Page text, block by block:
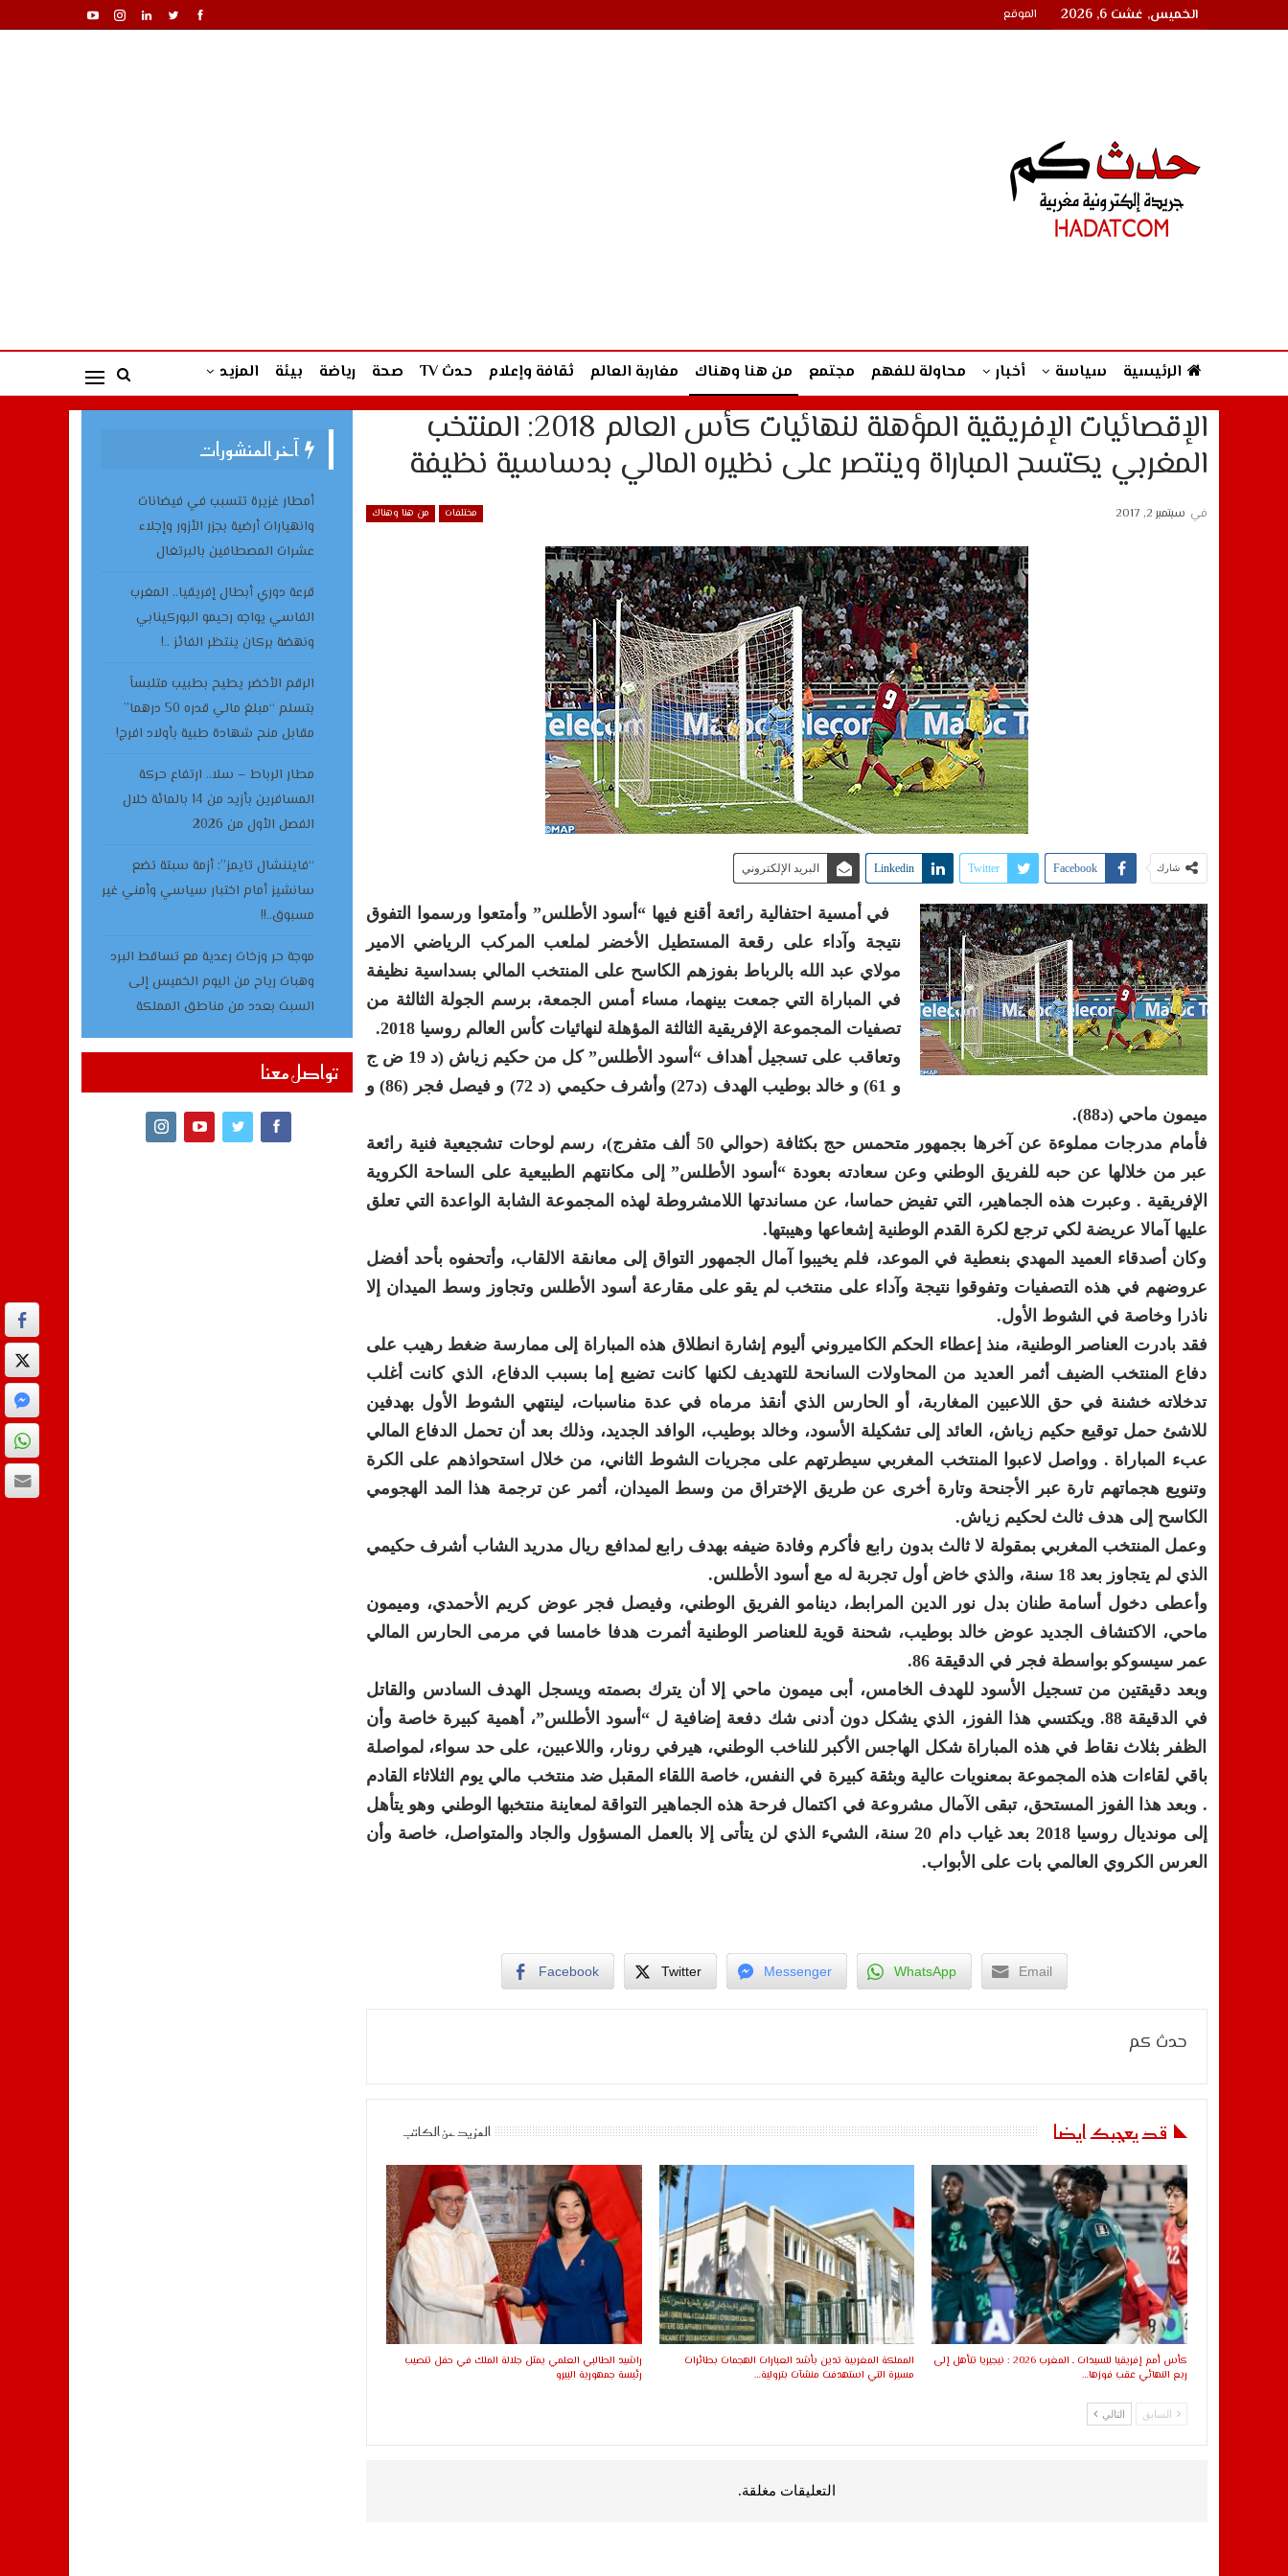
الخميس, غشت 6, 2026 الموقع
الرئيسية سياسة أخبار محاولة للفهم مجتمع من هنا وهناك مغاربة العالم ثقافة وإعلام حدث TV صحة رياضة بيئة المزيد
الإقصائيات الإفريقية المؤهلة لنهائيات كأس العالم 2018: المنتخب
المغربي يكتسح المباراة وينتصر على نظيره المالي بدساسية نظيفة
مختلفات من هنا وهناك في سبتمبر 2, 2017
شارك Facebook
Twitter
Linkedin البريد الإلكتروني
في أمسية احتفالية رائعة أقنع فيها “أسود الأطلس” وأمتعوا ورسموا التفوق
نتيجة وآداء على رقعة المستطيل الأخضر لملعب المركب الرياضي الامير
مولاي عبد الله بالرباط بفوزهم الكاسح على المنتخب المالي بسداسية نظيفة
في المباراة التي جمعت بينهما، مساء أمس الجمعة، برسم الجولة الثالثة من
تصفيات المجموعة الإفريقية الثالثة المؤهلة لنهائيات كأس العالم روسيا 2018.
وتعاقب على تسجيل أهداف “أسود الأطلس” كل من حكيم زياش (د 19 ض ج
و 61) و خالد بوطيب الهدف (د27) وأشرف حكيمي (د 72) و فيصل فجر (86) و
ميمون ماحي (د88).
فأمام مدرجات مملوءة عن آخرها بجمهور متحمس حج بكثافة (حوالي 50 ألف متفرج)، رسم لوحات تشجيعية فنية رائعة
عبر من خلالها عن حبه للفريق الوطني وعن سعادته بعودة “أسود الأطلس” إلى مكانتهم الطبيعية على الساحة الكروية
الإفريقية . وعبرت هذه الجماهير، التي تفيض حماسا، عن مساندتها اللامشروطة لهذه المجموعة الشابة الواعدة التي تعلق
عليها آمالا عريضة لكي ترجع لكرة القدم الوطنية إشعاعها وهيبتها.
وكان أصدقاء العميد المهدي بنعطية في الموعد، فلم يخيبوا آمال الجمهور التواق إلى معانقة الالقاب، وأتحفوه بأحد أفضل
عروضهم في هذه التصفيات وتفوقوا نتيجة وآداء على منتخب لم يقو على مقارعة أسود الأطلس وتجاوز وسط الميدان إلا
ناذرا وخاصة في الشوط الأول.
فقد بادرت العناصر الوطنية، منذ إعطاء الحكم الكاميروني أليوم إشارة انطلاق هذه المباراة إلى ممارسة ضغط رهيب على
دفاع المنتخب الضيف أثمر العديد من المحاولات السانحة للتهديف لكنها كانت تضيع إما بسبب الدفاع، الذي كانت أغلب
تدخلاته خشنة في حق اللاعبين المغاربة، أو الحارس الذي أنقذ مرماه في عدة مناسبات، لينتهي الشوط الأول بهدفين
للاشئ حمل توقيع حكيم زياش، العائد إلى تشكيلة الأسود، وخالد بوطيب، الوافد الجديد، وذلك بعد أن تحمل الدفاع المالي
عبء المباراة . وواصل لاعبوا المنتخب المغربي سيطرتهم على مجريات الشوط الثاني، من خلال استحواذهم على الكرة
وتنويع هجماتهم تارة عبر الأجنحة وتارة أخرى عن طريق الإختراق من وسط الميدان، أثمر عن ترجمة هذا المد الهجومي
الكاسح إلى هدف ثالث لحكيم زياش.
وعمل المنتخب المغربي بمقولة لا ثالث بدون رابع فأكرم وفادة ضيفه بهدف رابع لمدافع ريال مدريد الشاب أشرف حكيمي
الذي لم يتجاوز بعد 18 سنة، والذي خاض أول تجربة له مع أسود الأطلس.
وأعطى دخول أسامة طنان بدل نور الدين المرابط، دينامو الفريق الوطني، وفيصل فجر عوض كريم الأحمدي، وميمون
ماحي، الاكتشاف الجديد عوض خالد بوطيب، شحنة قوية للعناصر الوطنية أثمرت هدفا خامسا في مرمى الحارس المالي
عمر سيسوكو بواسطة فجر في الدقيقة 86.
وبعد دقيقتين من تسجيل الأسود للهدف الخامس، أبى ميمون ماحي إلا أن يترك بصمته ويسجل الهدف السادس والقاتل
في الدقيقة 88. ويكتسي هذا الفوز، الذي يشكل دون أدنى شك دفعة إضافية ل “أسود الأطلس”، أهمية كبيرة خاصة وأن
الظفر بثلاث نقاط في هذه المباراة شكل الهاجس الأكبر للناخب الوطني، هيرفي رونار، واللاعبين، على حد سواء، لمواصلة
باقي لقاءات هذه المجموعة بمعنويات عالية وبثقة كبيرة في النفس، خاصة اللقاء المقبل ضد منتخب مالي يوم الثلاثاء القادم
. وبعد هذا الفوز المستحق، تبقى الآمال مشروعة في اكتمال فرحة هذه الجماهير التواقة لمعاينة منتخبها الوطني وهو يتأهل
إلى مونديال روسيا 2018 بعد غياب دام 20 سنة، الشيء الذي لن يتأتى إلا بالعمل المسؤول والجاد والمتواصل، خاصة وأن
العرس الكروي العالمي بات على الأبواب.
Facebook Twitter Messenger WhatsApp Email
حدث كم
قد يعجبك ايضا المزيد عن الكاتب
كأس أمم إفريقيا للسيدات ـ المغرب 2026 : نيجيريا تتأهل إلى
ربع النهائي عقب فوزها…
المملكة المغربية تدين بأشد العبارات الهجمات بطائرات
مسيرة التي استهدفت منشآت بترولية…
راشيد الطالبي العلمي يمثل جلالة الملك في حفل تنصيب
رئيسة جمهورية البيرو
السابق التالي
التعليقات مغلقة.
آخر المنشورات
أمطار غزيرة تتسبب في فيضانات
وانهيارات أرضية بجزر الأزور وإجلاء
عشرات المصطافين بالبرتغال
قرعة دوري أبطال إفريقيا.. المغرب
الفاسي يواجه رحيمو البوركينابي
ونهضة بركان ينتظر الفائز ..!
الرقم الأخضر يطيح بطبيب متلبساً
بتسلم “مبلغ مالي قدره 50 درهما”
مقابل منح شهادة طبية بأولاد افرج!
مطار الرباط – سلا.. ارتفاع حركة
المسافرين بأزيد من 14 بالمائة خلال
الفصل الأول من 2026
“فايننشال تايمز”: أزمة سبتة تضع
سانشيز أمام اختبار سياسي وأمني غير
مسبوق..!!
موجة حر وزخات رعدية مع تساقط البرد
وهبات رياح من اليوم الخميس إلى
السبت بعدد من مناطق المملكة
تواصل معنا